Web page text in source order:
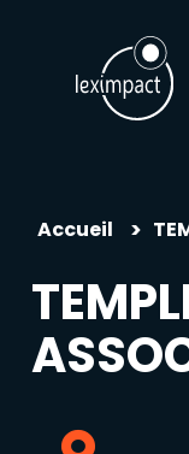
Accueil >